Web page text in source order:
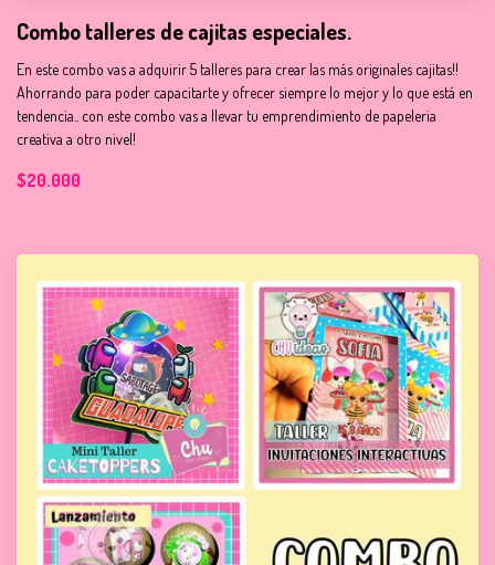
Combo talleres de cajitas especiales.
En este combo vas a adquirir 5 talleres para crear las más originales cajitas!!
Ahorrando para poder capacitarte y ofrecer siempre lo mejor y lo que está en
tendencia.. con este combo vas a llevar tu emprendimiento de papeleria
creativa a otro nivel!
$20.000